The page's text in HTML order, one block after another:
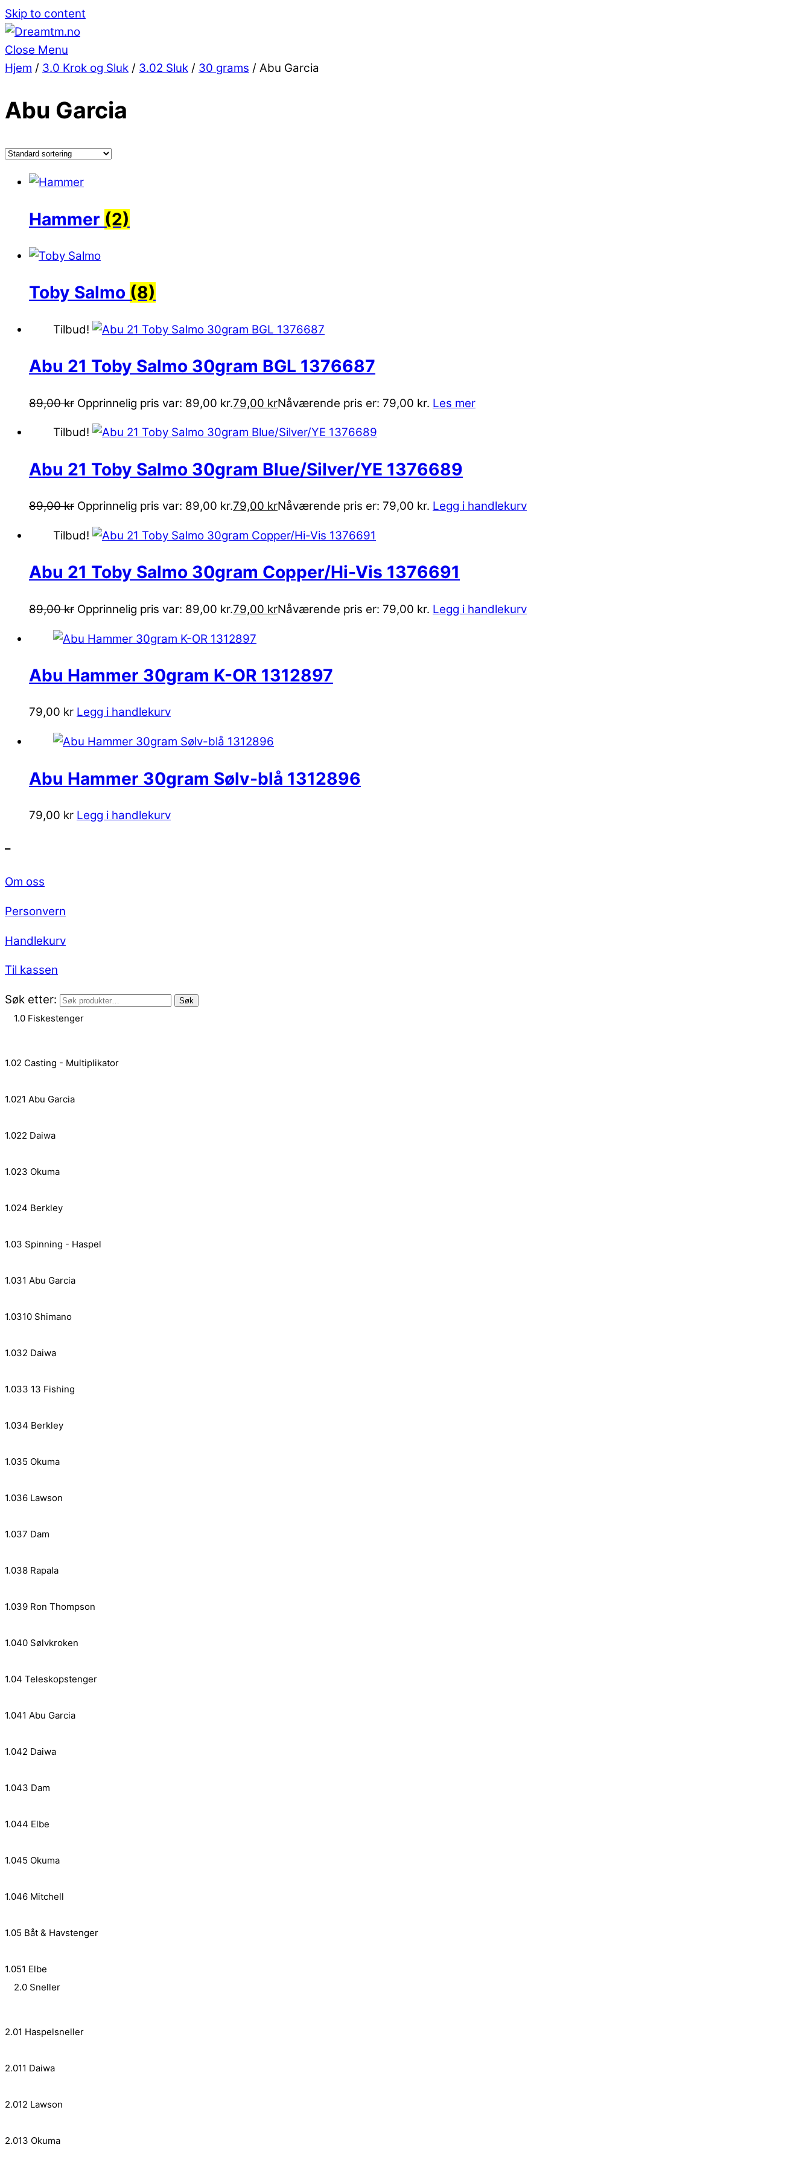
Skip to content
Close Menu
Hjem / 3.0 Krok og Sluk / 3.02 Sluk / 30 grams / Abu Garcia
Abu Garcia
Hammer (2)
Toby Salmo (8)
Tilbud!
Abu 21 Toby Salmo 30gram BGL 1376687
89,00kr Opprinnelig pris var: 89,00 kr.79,00 krNåværende pris er: 79,00 kr. Les mer
Tilbud!
Abu 21 Toby Salmo 30gram Blue/Silver/YE 1376689
89,00kr Opprinnelig pris var: 89,00 kr.79,00 krNåværende pris er: 79,00 kr. Legg i handlekurv
Tilbud!
Abu 21 Toby Salmo 30gram Copper/Hi-Vis 1376691
89,00kr Opprinnelig pris var: 89,00 kr.79,00 krNåværende pris er: 79,00 kr. Legg i handlekurv
Abu Hammer 30gram K-OR 1312897
79,00 kr Legg i handlekurv
Abu Hammer 30gram Sølv-blå 1312896
79,00 kr Legg i handlekurv
–
Om oss
Personvern
Handlekurv
Til kassen
Søk etter: Søk
1.0 Fiskestenger
1.02 Casting - Multiplikator
1.021 Abu Garcia
1.022 Daiwa
1.023 Okuma
1.024 Berkley
1.03 Spinning - Haspel
1.031 Abu Garcia
1.0310 Shimano
1.032 Daiwa
1.033 13 Fishing
1.034 Berkley
1.035 Okuma
1.036 Lawson
1.037 Dam
1.038 Rapala
1.039 Ron Thompson
1.040 Sølvkroken
1.04 Teleskopstenger
1.041 Abu Garcia
1.042 Daiwa
1.043 Dam
1.044 Elbe
1.045 Okuma
1.046 Mitchell
1.05 Båt & Havstenger
1.051 Elbe
2.0 Sneller
2.01 Haspelsneller
2.011 Daiwa
2.012 Lawson
2.013 Okuma